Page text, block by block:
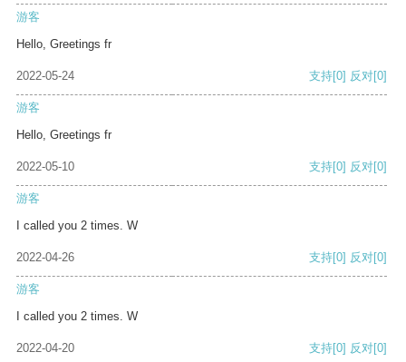
游客
Hello, Greetings fr
2022-05-24 支持[0] 反对[0]
游客
Hello, Greetings fr
2022-05-10 支持[0] 反对[0]
游客
I called you 2 times. W
2022-04-26 支持[0] 反对[0]
游客
I called you 2 times. W
2022-04-20 支持[0] 反对[0]